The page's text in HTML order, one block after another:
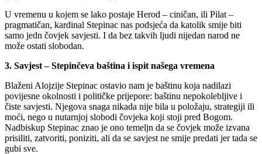
U vremenu u kojem se lako postaje Herod – ciničan, ili Pilat –
pragmatičan, kardinal Stepinac nas podsjeća da katolik smije biti
samo jedn čovjek savjesti. I da bez takvih ljudi nijedan narod ne
može ostati slobodan.
3. Savjest – Stepinčeva baština i ispit našega vremena
Blaženi Alojzije Stepinac ostavio nam je baštinu koja nadilazi
povijesne okolnosti i političke prijepore: baštinu nepokolebljive i
čiste savjesti. Njegova snaga nikada nije bila u položaju, strategiji ili
moći, nego u nutarnjoj slobodi čovjeka koji stoji pred Bogom.
Nadbiskup Stepinac znao je ono temeljn da se čovjek može izvana
prisiliti, zatvoriti, poniziti, ali da se savjest ne smije predati jer tada se
gubi sve.